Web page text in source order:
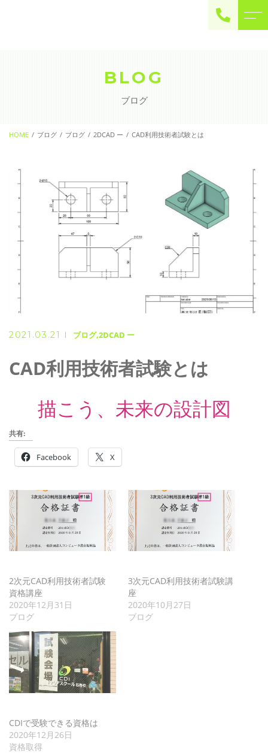
contact
BLOG
ブログ
HOME ブログ ブログ 2DCAD ー CAD利用技術者試験とは
2021.03.21 ブログ 2DCAD ー
CAD利用技術者試験とは
描こう、未来の設計図
共有:
Facebook X
2次元CAD利用技術者試験
資格講座
2020年12月31日
ブログ
3次元CAD利用技術者試験講
座
2020年10月27日
ブログ
CDIで受験できる資格は
2020年12月26日
資格取得